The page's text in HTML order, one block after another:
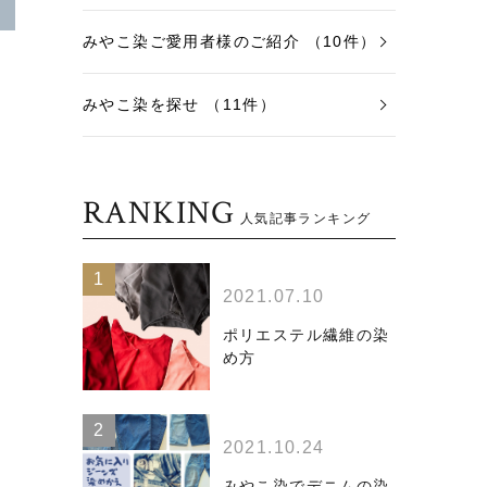
みやこ染ご愛用者様のご紹介 （10件）
みやこ染を探せ （11件）
RANKING 人気記事ランキング
2021.07.10
ポリエステル繊維の染
め方
2021.10.24